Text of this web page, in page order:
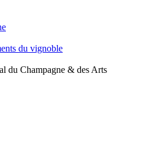
du vignoble
du Champagne & des Arts